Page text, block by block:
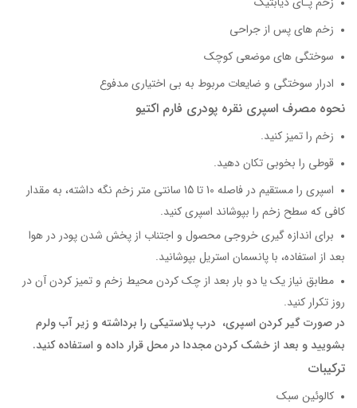
زخم های پس از جراحی
سوختگی های موضعی کوچک
ادرار سوختگی و ضایعات مربوط به بی اختیاری مدفوع
نحوه مصرف اسپری نقره پودری فارم اکتیو
زخم را تمیز کنید.
قوطی را بخوبی تکان دهید.
اسپری را مستقیم در فاصله 10 تا 15 سانتی متر زخم نگه داشته، به مقدار
کافی که سطح زخم را بپوشاند اسپری کنید.
برای اندازه گیری خروجی محصول و اجتناب از پخش شدن پودر در هوا
بعد از استفاده، با پانسمان استریل بپوشانید.
مطابق نیاز یک یا دو بار بعد از چک کردن محیط زخم و تمیز کردن آن در
روز تکرار کنید.
در صورت گیر کردن اسپری، درب پلاستیکی را برداشته و زیر آب ولرم
بشویید و بعد از خشک کردن مجددا در محل قرار داده و استفاده کنید.
ترکیبات
کالوئین سبک